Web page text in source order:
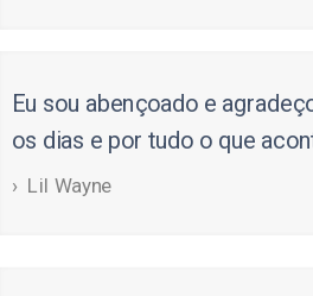
Eu sou abençoado e
os dias e por tudo o que
Lil Wayne